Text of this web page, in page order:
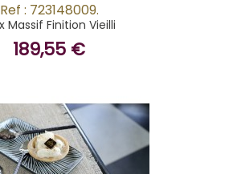
Ref : 723148009.
Massif Finition Vieilli
189,55 €